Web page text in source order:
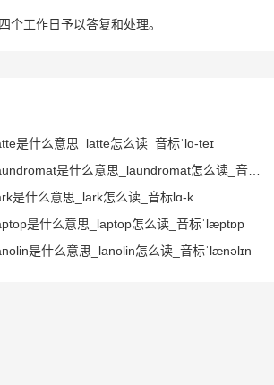
个工作日予以答复和处理。
是什么意思_latte怎么读_音标ˈlɑ-teɪ
laundromat是什么意思_laundromat怎么读_音标'lɔ-ndrəmæt
是什么意思_lark怎么读_音标lɑ-k
是什么意思_laptop怎么读_音标ˈlæptɒp
是什么意思_lanolin怎么读_音标ˈlænəlɪn